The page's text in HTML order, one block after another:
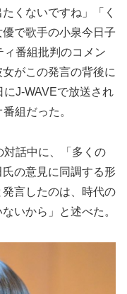
くないですね」「く
で歌手の小泉今日子
ィ番組批判のコメン
がこの発言の背後に
J-WAVEで放送され
組だった。
話中に、「多くの
の意見に同調する形
言したのは、時代の
いから」と述べた。